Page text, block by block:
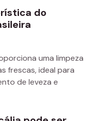
do
uma limpeza
frescas, ideal para
de leveza e